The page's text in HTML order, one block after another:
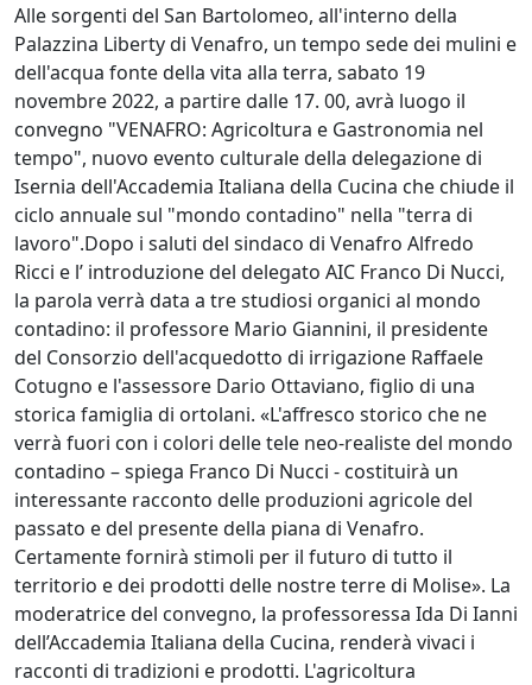
Alle sorgenti del San Bartolomeo, all'interno della
Palazzina Liberty di Venafro, un tempo sede dei mulini e
dell'acqua fonte della vita alla terra, sabato 19
novembre 2022, a partire dalle 17. 00, avrà luogo il
convegno "VENAFRO: Agricoltura e Gastronomia nel
tempo", nuovo evento culturale della delegazione di
Isernia dell'Accademia Italiana della Cucina che chiude il
ciclo annuale sul "mondo contadino" nella "terra di
lavoro".Dopo i saluti del sindaco di Venafro Alfredo
Ricci e l’ introduzione del delegato AIC Franco Di Nucci,
la parola verrà data a tre studiosi organici al mondo
contadino: il professore Mario Giannini, il presidente
del Consorzio dell'acquedotto di irrigazione Raffaele
Cotugno e l'assessore Dario Ottaviano, figlio di una
storica famiglia di ortolani. «L'affresco storico che ne
verrà fuori con i colori delle tele neo-realiste del mondo
contadino – spiega Franco Di Nucci - costituirà un
interessante racconto delle produzioni agricole del
passato e del presente della piana di Venafro.
Certamente fornirà stimoli per il futuro di tutto il
territorio e dei prodotti delle nostre terre di Molise». La
moderatrice del convegno, la professoressa Ida Di Ianni
dell’Accademia Italiana della Cucina, renderà vivaci i
racconti di tradizioni e prodotti. L'agricoltura